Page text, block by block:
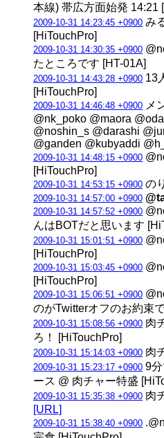
本線) 帯広方面始発 14:21
2009-10-31 14:23:45 +0900 み
[HiTouchPro]
2009-10-31 14:30:35 +0900
たところです [HT-01A]
2009-10-31 14:43:28 +0900 13
[HiTouchPro]
2009-10-31 14:46:48 +0900 メ
@nk_poko @maora
@noshin_s @darashi
@ganden @kubyaddi
2009-10-31 14:48:15 +0900
[HiTouchPro]
2009-10-31 14:53:15 +0900 の
2009-10-31 14:57:00 +0900
2009-10-31 14:57:52 +0900
んはBOTだと思います
2009-10-31 15:01:51 +0900
[HiTouchPro]
2009-10-31 15:03:45 +0900
[HiTouchPro]
2009-10-31 15:06:51 +0900
のがTwitterオフのお約束
2009-10-31 15:08:56 +0900 肉
ろ！ [HiTouchPro]
2009-10-31 15:14:03 +0900 肉
2009-10-31 15:23:17 +0900 9
ース @ 肉チャー特盛
2009-10-31 15:35:38 +0900 肉
[URL]
2009-10-31 15:38:40 +0900